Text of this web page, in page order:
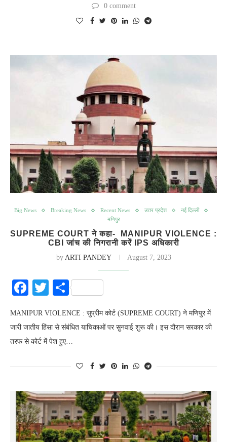
0 comment
Big News Breaking News Recent News उत्तर प्रदेश
नई दिल्ली
मणिपुर
SUPREME COURT ने कहा- MANIPUR VIOLENCE :
CBI जांच की निगरानी करें IPS अधिकारी
by ARTI PANDEY August 7, 2023
Facebook
Twitter
Share
MANIPUR VIOLENCE : सुप्रीम कोर्ट (SUPREME COURT) ने मणिपुर में
जारी जातीय हिंसा से संबंधित याचिकाओं पर सुनवाई शुरू की। इस दौरान सरकार की
तरफ से कोर्ट में पेश हुए…